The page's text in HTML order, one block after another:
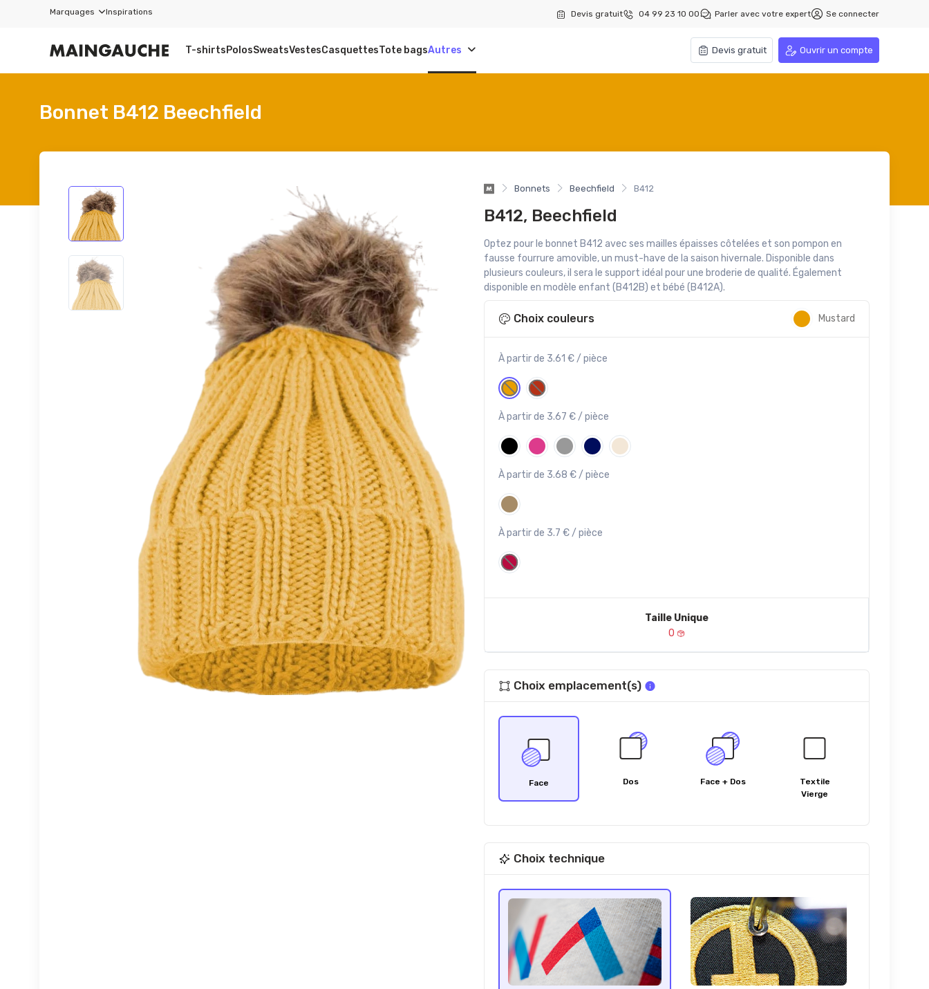
Marquages Inspirations Devis gratuit 04 99 23 10 00 Parler avec votre expert Se connecter
Devis gratuit Ouvrir un compte
T-shirtsPolosSweatsVestesCasquettesTote bagsAutres
Bonnet B412 Beechfield
Bonnets Beechfield B412
B412, Beechfield
Optez pour le bonnet B412 avec ses mailles épaisses côtelées et son pompon en
fausse fourrure amovible, un must-have de la saison hivernale. Disponible dans
plusieurs couleurs, il sera le support idéal pour une broderie de qualité. Également
disponible en modèle enfant (B412B) et bébé (B412A).
Choix couleurs Mustard
À partir de 3.61 € / pièce
À partir de 3.67 € / pièce
À partir de 3.68 € / pièce
À partir de 3.7 € / pièce
Taille Unique
0
Choix emplacement(s)
Face Dos Face + Dos
Textile
Vierge
Choix technique